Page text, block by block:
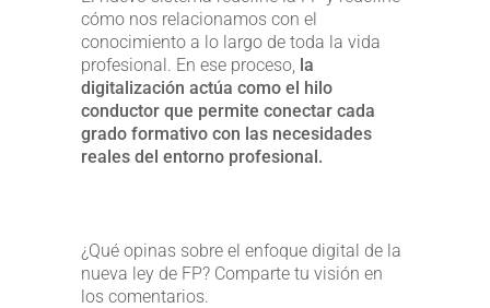
cómo nos relacionamos con el
conocimiento a lo largo de toda la vida
profesional. En ese proceso, la
digitalización actúa como el hilo
conductor que permite conectar cada
grado formativo con las necesidades
reales del entorno profesional.
¿Qué opinas sobre el enfoque digital de la
nueva ley de FP? Comparte tu visión en
los comentarios.